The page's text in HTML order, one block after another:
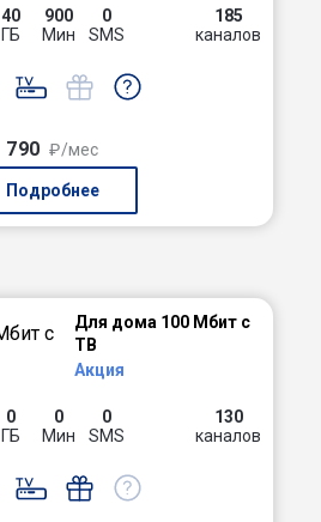
40
ГБ
900
Мин
0
SMS
185
каналов
790 ₽/мес
Подробнее
Для дома 100 Мбит с
ТВ
Акция
0
ГБ
0
Мин
0
SMS
130
каналов